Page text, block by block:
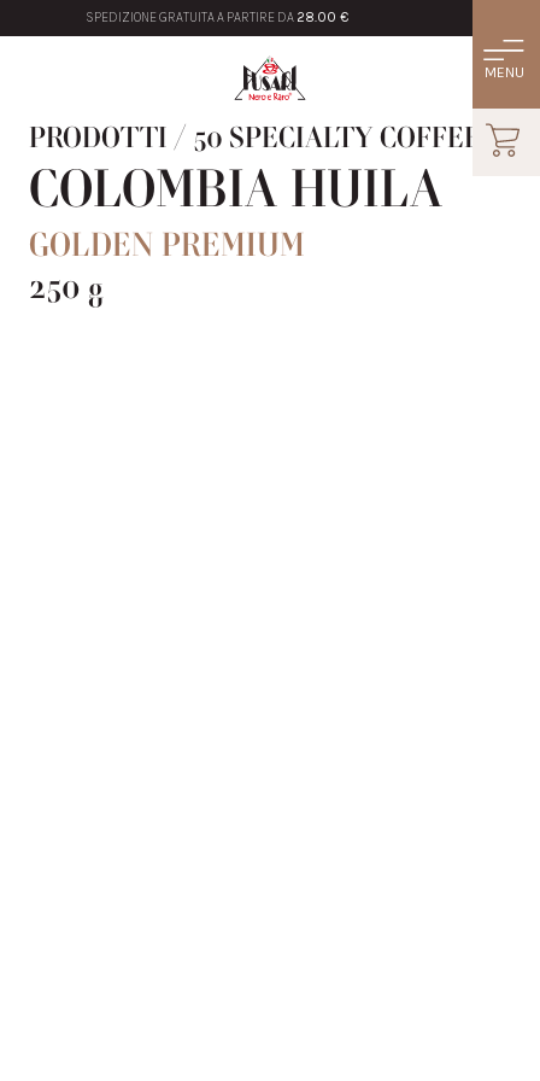
SPEDIZIONE GRATUITA A PARTIRE DA 28.00 €
PRODOTTI / 50 SPECIALTY COFFEE
COLOMBIA HUILA
GOLDEN PREMIUM
250 g